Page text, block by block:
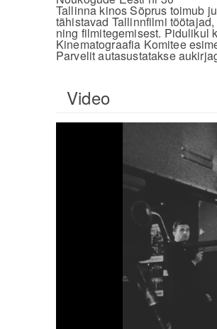
Tallinna kinos Sõprus toimub
tähistavad Tallinnfilmi
ning filmitegemisest. Pidulikul
Kinematograafia Komitee
Parvelit autasustatakse
Video